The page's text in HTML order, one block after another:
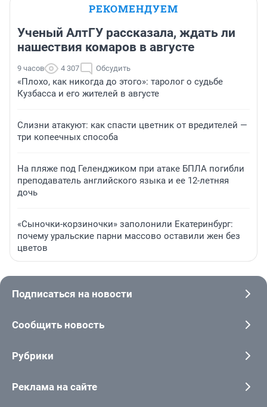
РЕКОМЕНДУЕМ
Ученый АлтГУ рассказала, ждать ли
нашествия комаров в августе
9 часов 4 307 Обсудить
«Плохо, как никогда до этого»: таролог о судьбе
Кузбасса и его жителей в августе
Слизни атакуют: как спасти цветник от вредителей —
три копеечных способа
На пляже под Геленджиком при атаке БПЛА погибли
преподаватель английского языка и ее 12-летняя
дочь
«Сыночки-корзиночки» заполонили Екатеринбург:
почему уральские парни массово оставили жен без
цветов
Подписаться на новости
Сообщить новость
Рубрики
Реклама на сайте